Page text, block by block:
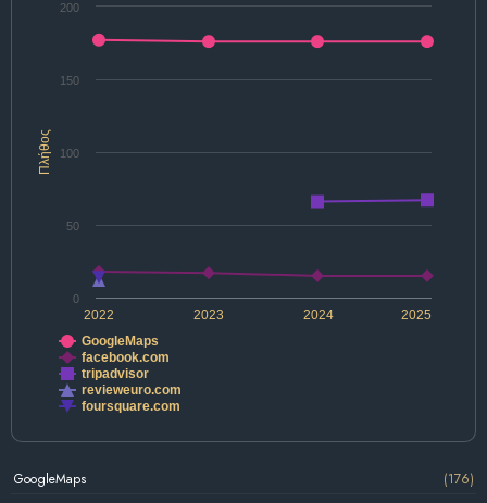
Πλήθος
2022 2024
2023 2025
0
50
100
150
200
GoogleMaps
facebook.com
tripadvisor
revieweuro.com
foursquare.com
GoogleMaps
(176)